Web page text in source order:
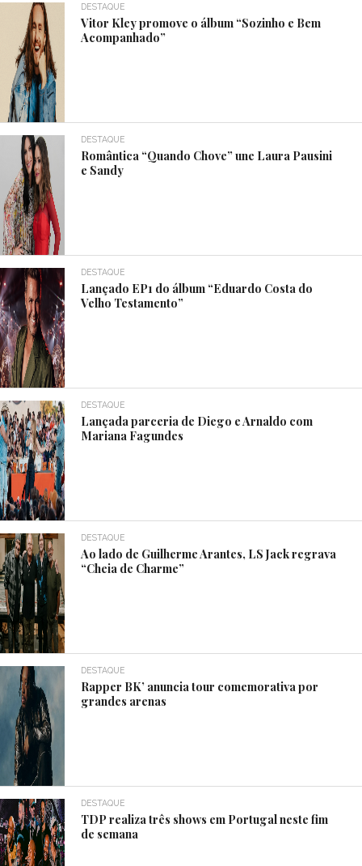
DESTAQUE
Vitor Kley promove o álbum “Sozinho e Bem
Acompanhado”
DESTAQUE
Romântica “Quando Chove” une Laura Pausini
e Sandy
DESTAQUE
Lançado EP1 do álbum “Eduardo Costa do
Velho Testamento”
DESTAQUE
Lançada parceria de Diego e Arnaldo com
Mariana Fagundes
DESTAQUE
Ao lado de Guilherme Arantes, LS Jack regrava
“Cheia de Charme”
DESTAQUE
Rapper BK’ anuncia tour comemorativa por
grandes arenas
DESTAQUE
TDP realiza três shows em Portugal neste fim
de semana